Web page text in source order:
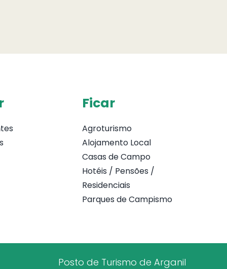
Ficar
Agroturismo
Alojamento Local
Casas de Campo
Hotéis / Pensões /
Residenciais
Parques de Campismo
Posto de Turismo de Arganil